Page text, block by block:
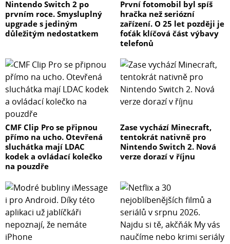
Nintendo Switch 2 po
prvním roce. Smysluplný
upgrade s jediným
důležitým nedostatkem
První fotomobil byl spíš
hračka než seriózní
zařízení. O 25 let později je
foťák klíčová část výbavy
telefonů
CMF Clip Pro se připnou
přímo na ucho. Otevřená
sluchátka mají LDAC
kodek a ovládací kolečko
na pouzdře
Zase vychází Minecraft,
tentokrát nativně pro
Nintendo Switch 2. Nová
verze dorazí v říjnu